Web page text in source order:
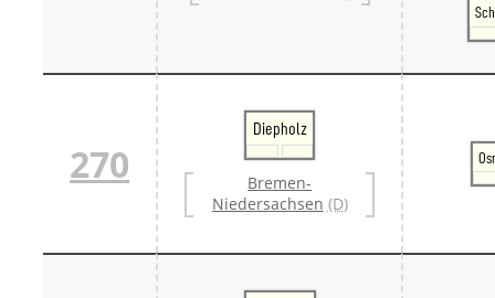
270
Diepholz
Bremen-
Niedersachsen (D)